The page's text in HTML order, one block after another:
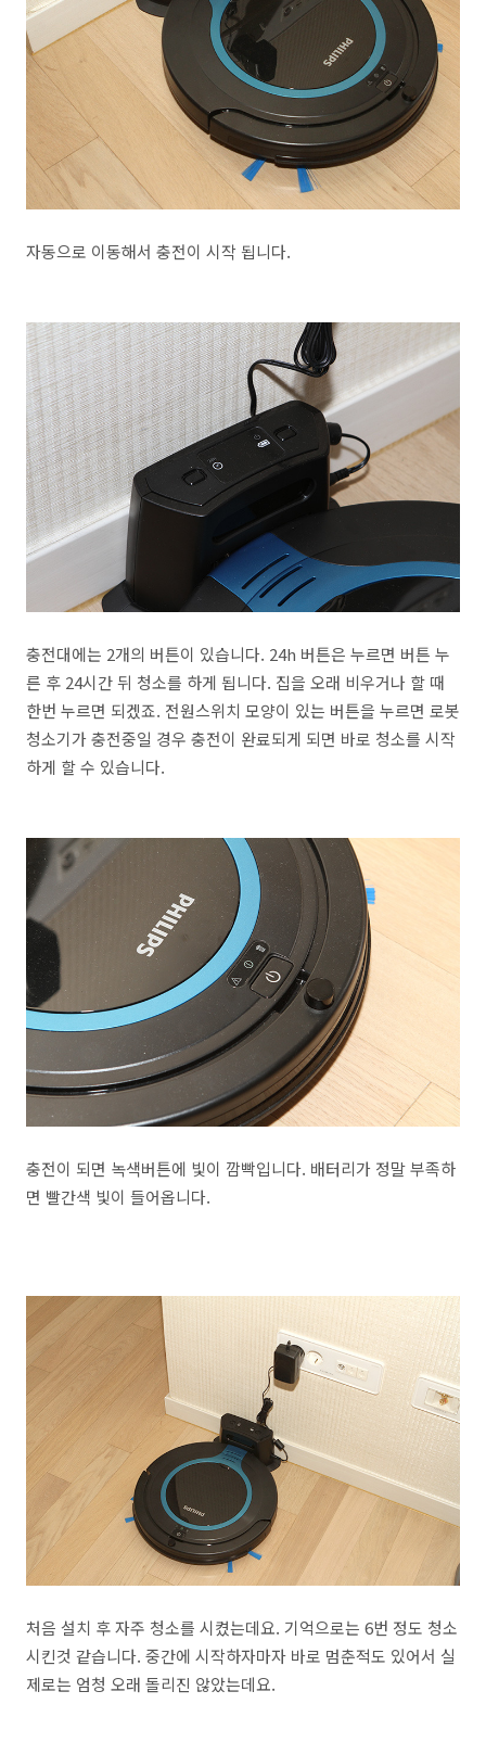
자동으로 이동해서 충전이 시작 됩니다.
충전대에는 2개의 버튼이 있습니다. 24h 버튼은 누르면 버튼 누
른 후 24시간 뒤 청소를 하게 됩니다. 집을 오래 비우거나 할 때
한번 누르면 되겠죠. 전원스위치 모양이 있는 버튼을 누르면 로봇
청소기가 충전중일 경우 충전이 완료되게 되면 바로 청소를 시작
하게 할 수 있습니다.
충전이 되면 녹색버튼에 빛이 깜빡입니다. 배터리가 정말 부족하
면 빨간색 빛이 들어옵니다.
처음 설치 후 자주 청소를 시켰는데요. 기억으로는 6번 정도 청소
시킨것 같습니다. 중간에 시작하자마자 바로 멈춘적도 있어서 실
제로는 엄청 오래 돌리진 않았는데요.